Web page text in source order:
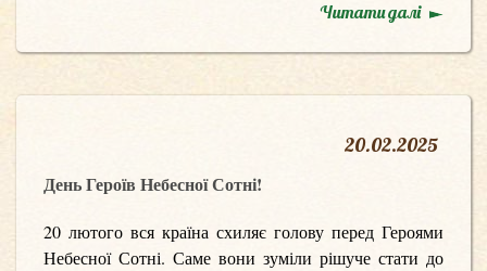
Читати далі
20.02.2025
День Героїв Небесної Сотні!
20 лютого вся країна схиляє голову перед Героями
Небесної Сотні. Саме вони зуміли рішуче стати до